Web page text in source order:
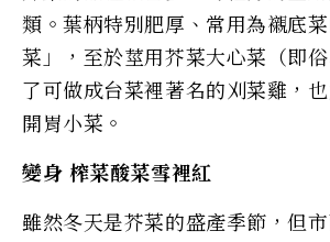
類。葉柄特別肥厚、常用為襯底
菜」，至於莖用芥菜大心菜（即
了可做成台菜裡著名的刈菜雞，
開胃小菜。
變身 榨菜酸菜雪裡紅
雖然冬天是芥菜的盛產季節，但